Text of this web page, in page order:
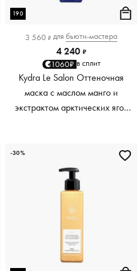
190
3 560 ₽ для бьюти-мастера
4 240 ₽
1060₽ в сплит
Kydra Le Salon Оттеночная
маска с маслом манго и
экстрактом арктических ягод
-30%